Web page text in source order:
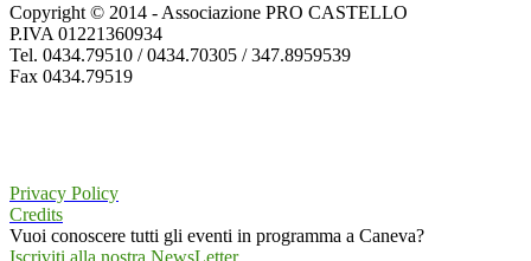
Copyright © 2014 - Associazione PRO CASTELLO
P.IVA 01221360934
Tel. 0434.79510 / 0434.70305 / 347.8959539
Fax 0434.79519
Privacy Policy
Credits
Vuoi conoscere tutti gli eventi in programma a Caneva?
Iscriviti alla nostra NewsLetter